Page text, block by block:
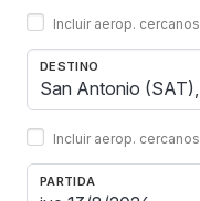
Incluir aerop. cercanos
DESTINO
Incluir aerop. cercanos
PARTIDA